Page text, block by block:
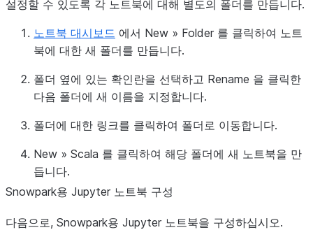
설정할 수 있도록 각 노트북에 대해 별도의 폴더를 만듭니다.
노트북 대시보드 에서 New » Folder 를 클릭하여 노트
북에 대한 새 폴더를 만듭니다.
폴더 옆에 있는 확인란을 선택하고 Rename 을 클릭한
다음 폴더에 새 이름을 지정합니다.
폴더에 대한 링크를 클릭하여 폴더로 이동합니다.
New » Scala 를 클릭하여 해당 폴더에 새 노트북을 만
듭니다.
Snowpark용 Jupyter 노트북 구성
다음으로, Snowpark용 Jupyter 노트북을 구성하십시오.